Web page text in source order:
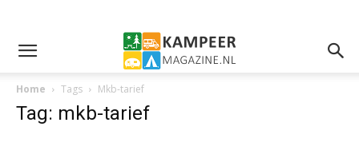
Home Tags Mkb-tarief
Tag: mkb-tarief